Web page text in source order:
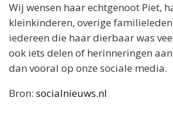
Wij wensen haar echtgenoot Piet,
kleinkinderen, overige
iedereen die haar dierbaar was
ook iets delen of herinneringen aan
dan vooral op onze sociale media.
Bron: socialnieuws.nl